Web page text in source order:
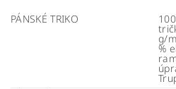
PÁNSKÉ TRIKO
g/
%